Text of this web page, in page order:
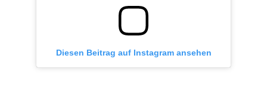
Diesen Beitrag auf Instagram ansehen